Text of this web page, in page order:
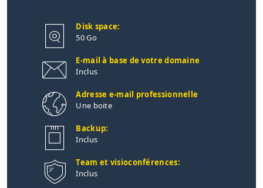
Disk space:
50 Go
E-mail à base de votre domaine
Inclus
Adresse e-mail professionnelle
Une boite
Backup:
Inclus
Team et visioconférences:
Inclus